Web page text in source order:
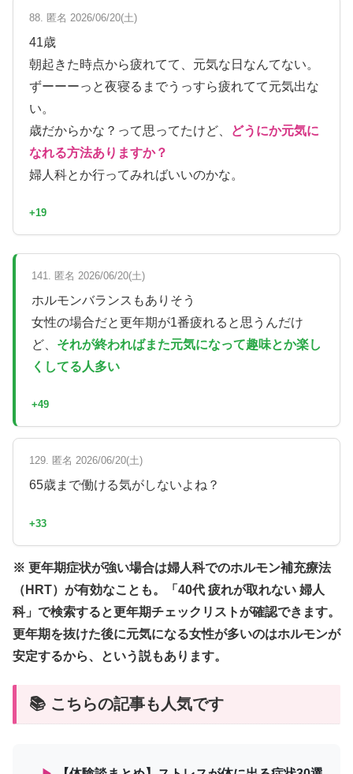
88. 匿名 2026/06/20(土)
41歳
朝起きた時点から疲れてて、元気な日なんてない。
ずーーーっと夜寝るまでうっすら疲れてて元気出な
い。
歳だからかな？って思ってたけど、
どうにか元気に
なれる方法ありますか？
婦人科とか行ってみればいいのかな。
+19
141. 匿名 2026/06/20(土)
ホルモンバランスもありそう
女性の場合だと更年期が1番疲れると思うんだけ
ど、 それが終わればまた元気になって趣味とか楽し
くしてる人多い
+49
129. 匿名 2026/06/20(土)
65歳まで働ける気がしないよね？
+33
※ 更年期症状が強い場合は婦人科でのホルモン補充療法
（HRT）が有効なことも。「40代 疲れが取れない 婦人
科」で検索すると更年期チェックリストが確認できます。
更年期を抜けた後に元気になる女性が多いのはホルモンが
安定するから、という説もあります。
📚 こちらの記事も人気です